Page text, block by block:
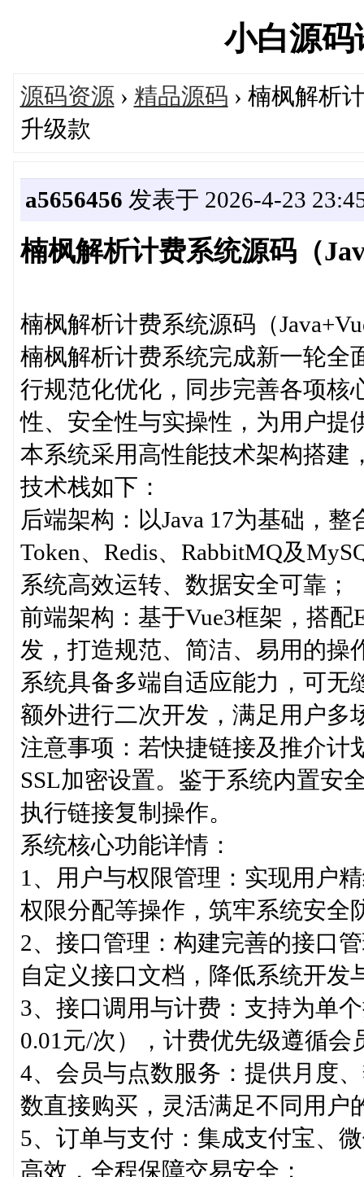
小白源
源码资源 › 精品源码 › 楠枫解析
升级款
a5656456 发表于 2026-4-23
楠枫解析计费系统源码（
楠枫解析计费系统源码（
楠枫解析计费系统完成新一轮全
行规范化优化，同步完善各项核
性、安全性与实操性，为用户提
本系统采用高性能技术架构搭建
技术栈如下：
后端架构：以Java 17为基础，整
Token、Redis、RabbitMQ及
系统高效运转、数据安全可靠；
前端架构：基于Vue3框架，搭配
发，打造规范、简洁、易用的操
系统具备多端自适应能力，可无
额外进行二次开发，满足用户多
注意事项：若快捷链接及推介计
SSL加密设置。鉴于系统内置安
执行链接复制操作。
系统核心功能详情：
1、用户与权限管理：实现用户
权限分配等操作，筑牢系统安全
2、接口管理：构建完善的接口
自定义接口文档，降低系统开发
3、接口调用与计费：支持为单
0.01元/次），计费优先级遵循
4、会员与点数服务：提供月度
数直接购买，灵活满足不同用户
5、订单与支付：集成支付宝、
高效，全程保障交易安全；